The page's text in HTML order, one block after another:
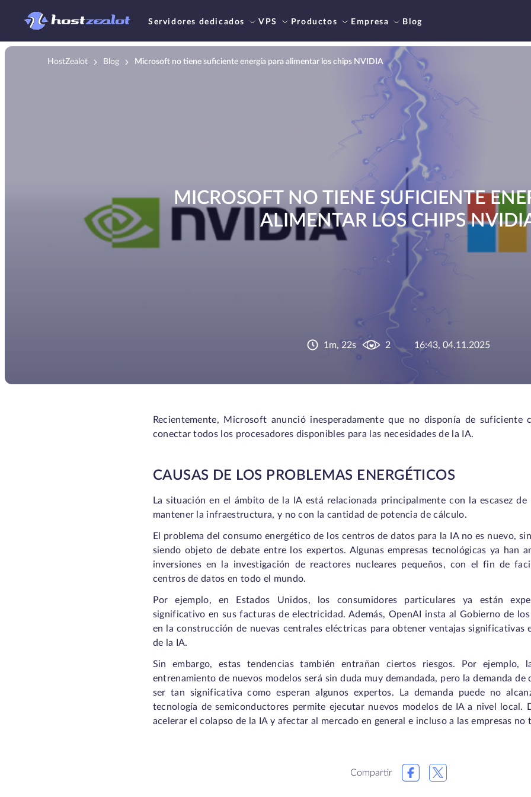
Servidores dedicados VPS Productos Empresa Blog
HostZealot Blog Microsoft no tiene suficiente energía para alimentar los chips NVIDIA
MICROSOFT NO TIENE SUFICIENTE
ALIMENTAR LOS CHIPS
1m, 22s 2 16:43, 04.11.2025
Recientemente, Microsoft anunció inesperadamente que no disponía de suficiente
conectar todos los procesadores disponibles para las necesidades de la IA.
CAUSAS DE LOS PROBLEMAS ENERGÉTICOS
La situación en el ámbito de la IA está relacionada principalmente con la escasez de
mantener la infraestructura, y no con la cantidad de potencia de cálculo.
El problema del consumo energético de los centros de datos para la IA no es nuevo,
siendo objeto de debate entre los expertos. Algunas empresas tecnológicas ya han
inversiones en la investigación de reactores nucleares pequeños, con el fin de
centros de datos en todo el mundo.
Por ejemplo, en Estados Unidos, los consumidores particulares ya están
significativo en sus facturas de electricidad. Además, OpenAI insta al Gobierno de
en la construcción de nuevas centrales eléctricas para obtener ventajas significativas
de la IA.
Sin embargo, estas tendencias también entrañan ciertos riesgos. Por ejemplo,
entrenamiento de nuevos modelos será sin duda muy demandada, pero la demanda
ser tan significativa como esperan algunos expertos. La demanda puede no
tecnología de semiconductores permite ejecutar nuevos modelos de IA a nivel local.
acelerar el colapso de la IA y afectar al mercado en general e incluso a las empresas
Compartir